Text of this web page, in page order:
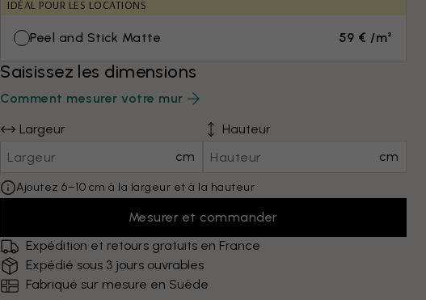
IDÉAL POUR LES LOCATIONS
Peel and Stick Matte 59 € /m²
Saisissez les dimensions
Comment mesurer votre mur
Largeur
cm
Hauteur
cm
Ajoutez 6–10 cm à la largeur et à la hauteur
Mesurer et commander
Expédition et retours gratuits en France
Expédié sous 3 jours ouvrables
Fabriqué sur mesure en Suède